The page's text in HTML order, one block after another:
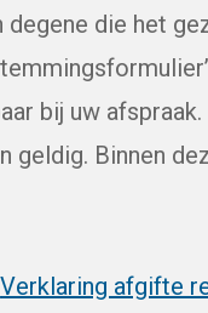
die het
bij uw afspraak.
geldig. Binnen
Verklaring afgifte